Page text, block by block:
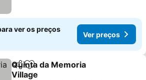
ver os preços
Ver preços
PartilharAdicionar aos favoritos
Quinta da Memoria
Village